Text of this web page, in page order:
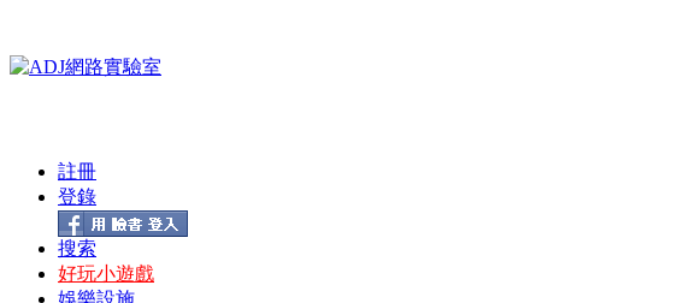
註冊
登錄
搜索
好玩小遊戲
娛樂設施